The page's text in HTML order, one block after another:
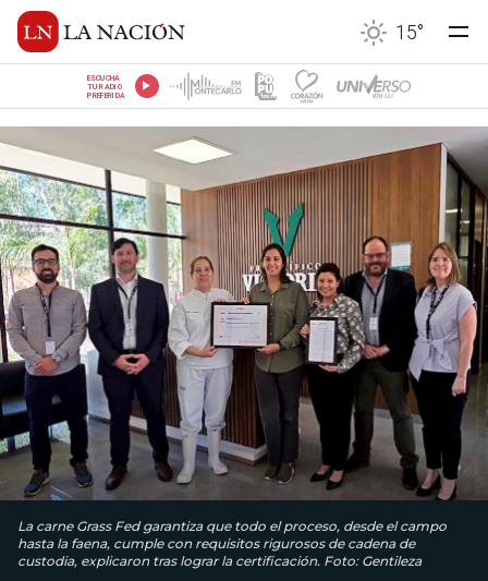
15°
ESCUCHÁ
TU RADIO
PREFERIDA
La carne Grass Fed garantiza que todo el proceso, desde el campo
hasta la faena, cumple con requisitos rigurosos de cadena de
custodia, explicaron tras lograr la certificación. Foto: Gentileza